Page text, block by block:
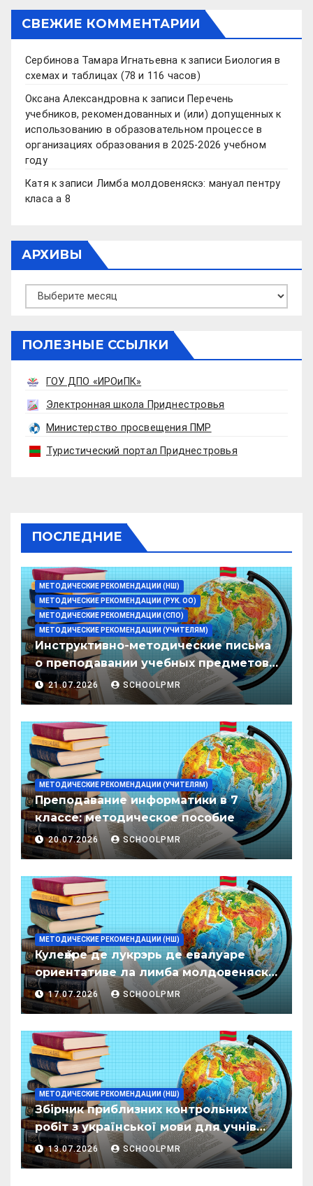
СВЕЖИЕ КОММЕНТАРИИ
Сербинова Тамара Игнатьевна к записи Биология в
схемах и таблицах (78 и 116 часов)
Оксана Александровна к записи Перечень
учебников, рекомендованных и (или) допущенных к
использованию в образовательном процессе в
организациях образования в 2025-2026 учебном
году
Катя к записи Лимба молдовеняскэ: мануал пентру
класа а 8
АРХИВЫ
Архивы
ПОЛЕЗНЫЕ ССЫЛКИ
ГОУ ДПО «ИРОиПК»
Электронная школа Приднестровья
Министерство просвещения ПМР
Туристический портал Приднестровья
ПОСЛЕДНИЕ
МЕТОДИЧЕСКИЕ РЕКОМЕНДАЦИИ (НШ)
МЕТОДИЧЕСКИЕ РЕКОМЕНДАЦИИ (РУК. ОО)
МЕТОДИЧЕСКИЕ РЕКОМЕНДАЦИИ (СПО)
МЕТОДИЧЕСКИЕ РЕКОМЕНДАЦИИ (УЧИТЕЛЯМ)
Инструктивно-методические письма
о преподавании учебных предметов/
дисциплин в организациях
образования ПМР на 2026/27 уч. год
21.07.2026 SCHOOLPMR
МЕТОДИЧЕСКИЕ РЕКОМЕНДАЦИИ (УЧИТЕЛЯМ)
Преподавание информатики в 7
классе: методическое пособие
20.07.2026 SCHOOLPMR
МЕТОДИЧЕСКИЕ РЕКОМЕНДАЦИИ (НШ)
Кулеӂере де лукрэрь де евалуаре
ориентативе ла лимба молдовеняскэ
пентру елевий класелор примаре але
организациилор де ынвэцэмынт
17.07.2026 SCHOOLPMR
МЕТОДИЧЕСКИЕ РЕКОМЕНДАЦИИ (НШ)
Збірник приблизних контрольних
робіт з української мови для учнів
початкових класів організацій
загальної освіти
13.07.2026 SCHOOLPMR